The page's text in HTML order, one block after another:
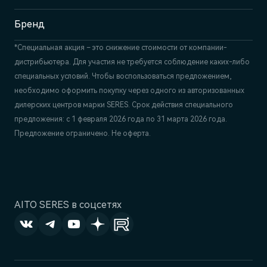
AITO SERES в соцсетях
+7 (843) 558-22-74
Бренд
*Специальная акция – это снижение стоимости от компании-
дистрибьютера. Для участия не требуется соблюдение каких-либо
специальных условий. Чтобы воспользоваться предложением,
необходимо оформить покупку через одного из авторизованных
дилерских центров марки SERES. Срок действия специального
предложения: с 1 февраля 2026 года по 31 марта 2026 года.
Предложение ограничено. Не оферта.